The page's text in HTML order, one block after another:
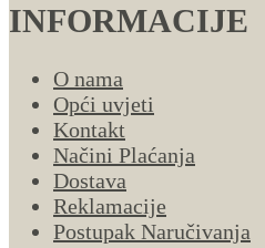
INFORMACIJE
O nama
Opći uvjeti
Kontakt
Načini Plaćanja
Dostava
Reklamacije
Postupak Naručivanja